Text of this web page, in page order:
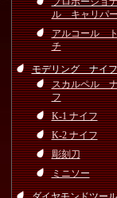
ル キャリパ
アルコール
チ
モデリング ナイフ
スカルペル
フ
K-1 ナイフ
K-2 ナイフ
彫刻刀
ミニソー